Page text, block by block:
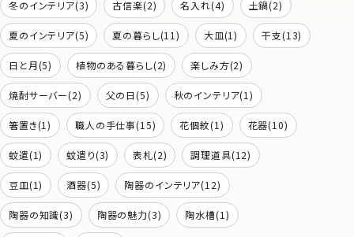
冬のインテリア(3) 古信楽(2) 名入れ(4) 土鍋(2)
夏のインテリア(5) 夏の暮らし(11) 大皿(1) 干支(13)
日と月(5) 植物のある暮らし(2) 楽しみ方(2)
焼酎サーバー(2) 父の日(5) 秋のインテリア(1)
箸置き(1) 職人の手仕事(15) 花個紋(1) 花器(10)
蚊遣(1) 蚊遣り(3) 表札(2) 調理道具(12)
豆皿(1) 酒器(5) 陶器のインテリア(12)
陶器の知識(3) 陶器の魅力(3) 陶水槽(1)